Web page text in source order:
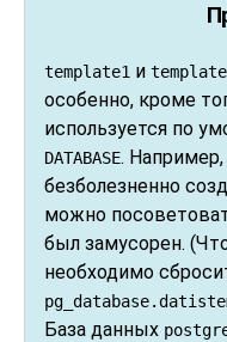
template1 и
особенно, кроме
используется по
DATABASE.
безболезненно
можно
был замусорен.
необходимо
База данных